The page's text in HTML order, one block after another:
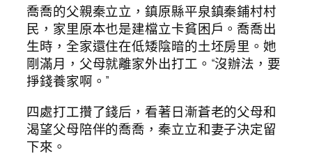
喬喬的父親秦立立，鎮原縣平泉鎮秦鋪村村
民，家里原本也是建檔立卡貧困戶。喬喬出
生時，全家還住在低矮陰暗的土坯房里。她
剛滿月，父母就離家外出打工。“沒辦法，要
掙錢養家啊。”
四處打工攢了錢后，看著日漸蒼老的父母和
渴望父母陪伴的喬喬，秦立立和妻子決定留
下來。